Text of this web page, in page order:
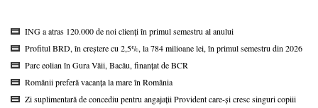
ING a atras 120.000 de noi clienți în primul semestru al anului
Profitul BRD, în creștere cu 2,5%, la 784 milioane lei, în primul semestru din 2026
Parc eolian în Gura Văii, Bacău, finanțat de BCR
Românii preferă vacanța la mare în România
Zi suplimentară de concediu pentru angajații Provident care-și cresc singuri copiii